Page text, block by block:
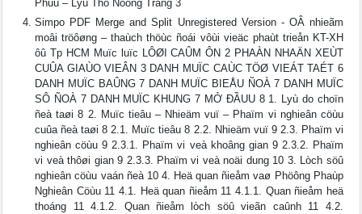
Phuù – Lyù Thò Nöông Trang 3
Simpo PDF Merge and Split Unregistered Version - OÂ nhieãm
moâi tröôøng – thaùch thöùc ñoái vôùi vieäc phaùt trieån KT-XH
ôû Tp HCM Muïc luïc LÔØI CAÛM ÔN 2 PHAÀN NHAÄN XEÙT
CUÛA GIAÙO VIEÂN 3 DANH MUÏC CAÙC TÖØ VIEÁT TAÉT 6
DANH MUÏC BAÛNG 7 DANH MUÏC BIEÅU ÑOÀ 7 DANH MUÏC
SÔ ÑOÀ 7 DANH MUÏC KHUNG 7 MỞ ĐẦUU 8 1. Lyù do choïn
ñeà taøi 8 2. Muïc tieâu – Nhieäm vuï – Phaïm vi nghieân cöùu
cuûa ñeà taøi 8 2.1. Muïc tieâu 8 2.2. Nhieäm vuï 9 2.3. Phaïm vi
nghieân cöùu 9 2.3.1. Phaïm vi veà khoâng gian 9 2.3.2. Phaïm
vi veà thôøi gian 9 2.3.3. Phaïm vi veà noäi dung 10 3. Lòch söû
nghieân cöùu vaán ñeà 10 4. Heä quan ñieåm vaø Phöông Phaùp
Nghieân Cöùu 11 4.1. Heä quan ñieåm 11 4.1.1. Quan ñieåm heä
thoáng 11 4.1.2. Quan ñieåm lòch söû vieãn caûnh 11 4.2.